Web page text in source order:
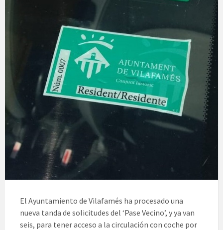
El Ayuntamiento de Vilafamés ha procesado una
nueva tanda de solicitudes del ‘Pase Vecino’, y ya van
seis, para tener acceso a la circulación con coche por